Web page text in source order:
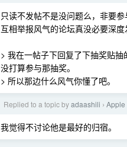
只读不发帖不是没问题么，非要参
互相举报风气的论坛真没必要深度
> 我在一帖子下回复了下抽奖贴
没打算参与那抽奖。
> 所以那边什么风气你懂了吧。
Replied to a topic byadaashili › Apple
我觉得不讨论他是最好的归宿。